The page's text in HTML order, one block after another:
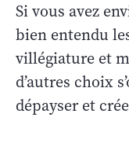
Si vous avez
bien entendu
villégiature et
d’autres choix
dépayser et